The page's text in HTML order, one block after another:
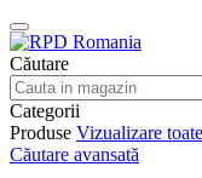
Căutare
Categorii
Produse Vizualizare toate
Căutare avansată